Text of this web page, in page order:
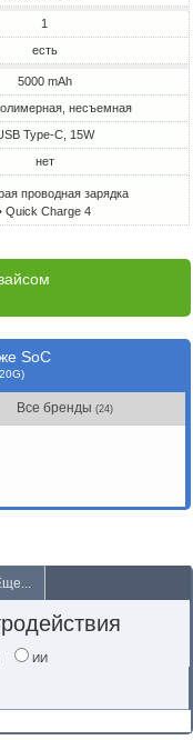
1
есть
5000 mAh
несъемная
Type-C, 15W
нет
проводная зарядка
Quick Charge 4
SoC
Все бренды(24)
ИИ